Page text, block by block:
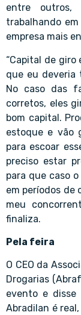
entre outros,
trabalhando
empresa mais
“Capital de giro
que eu deveria
No caso das
corretos, eles
bom capital.
estoque e vão
para escoar
preciso estar
para que caso
em períodos de
meu
finaliza.
Pela feira
O CEO da
Drogarias
evento e
Abradilan é